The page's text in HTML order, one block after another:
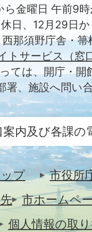
ら金曜日 午前9
休日、12月29日
那須野庁舎・
トサービス（窓
ては、開庁・
署、施設へ問い
案内及び各課の
プ
市役所
市ホームペ
個人情報の取